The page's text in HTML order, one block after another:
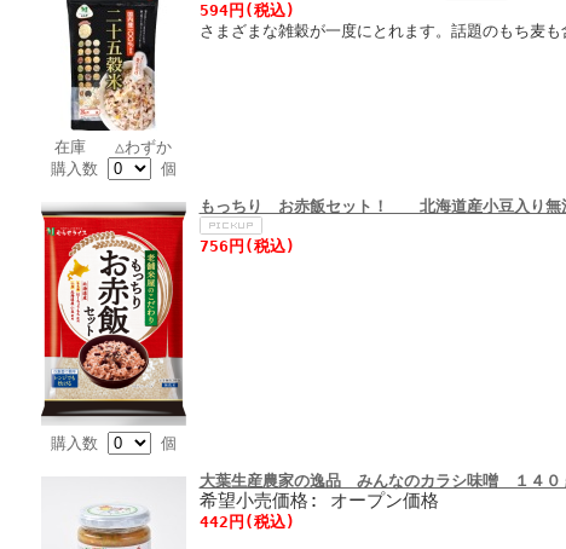
在庫 △わずか
購入数
個
594円(税込)
さまざまな雑穀が一度にとれます。話題のもち麦も
購入数 個
もっちり お赤飯セット！ 北海道産小豆入り無
756円(税込)
大葉生産農家の逸品 みんなのカラシ味噌 １４０
希望小売価格: オープン価格
442円(税込)